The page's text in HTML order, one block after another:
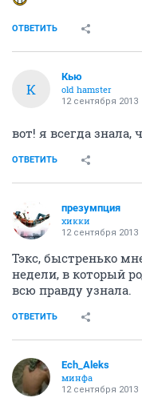
ОТВЕТИТЬ
К
Кью
old hamster
12 сентября 2013
вот! я всегда знала,
ОТВЕТИТЬ
презумпция
хикки
12 сентября 2013
Тэкс, быстренько
недели, в который
всю правду узнала.
ОТВЕТИТЬ
Ech_Aleks
минфа
12 сентября 2013